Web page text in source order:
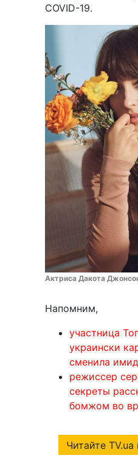
COVID-19.
Актриса Дакота
Напомним,
участница
украински
сменила
режиссер
секреты
бомжом во
Читайте